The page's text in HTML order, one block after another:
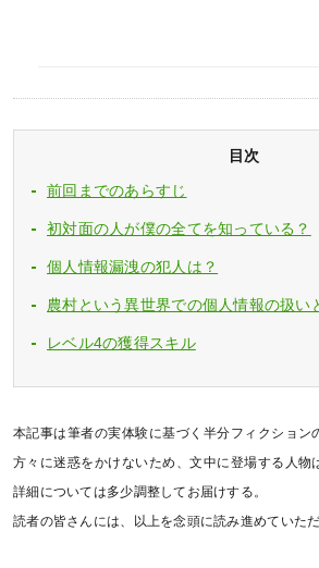
目次
前回までのあらすじ
初対面の人が僕の全てを知っている？
個人情報漏洩の犯人は？
農村という異世界での個人情報の扱い
レベル4の獲得スキル
本記事は筆者の実体験に基づく半分フィクション
方々に迷惑をかけないため、文中に登場する人物
詳細については多少調整してお届けする。
読者の皆さんには、以上を念頭に読み進めていただ